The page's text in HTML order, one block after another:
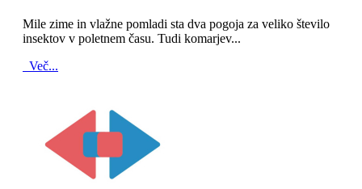
Mile zime in vlažne pomladi sta dva pogoja za veliko število
insektov v poletnem času. Tudi komarjev...
Več...